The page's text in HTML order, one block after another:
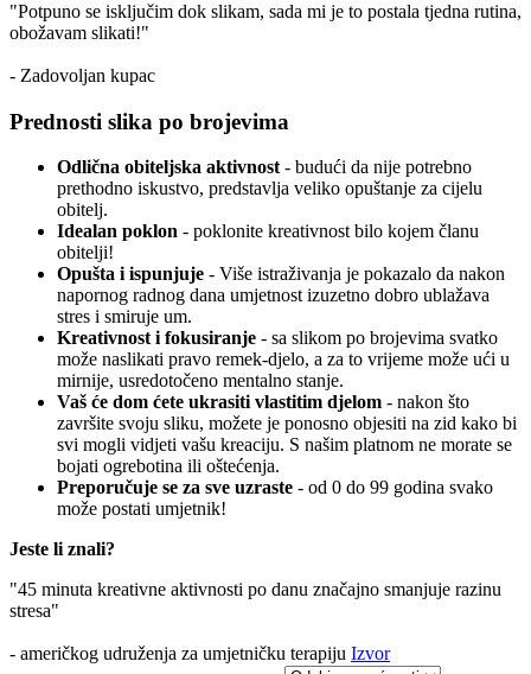
"Potpuno se isključim dok slikam, sada mi je to postala tjedna rutina,
obožavam slikati!"
- Zadovoljan kupac
Prednosti slika po brojevima
Odlična obiteljska aktivnost- budući da nije potrebno
prethodno iskustvo, predstavlja veliko opuštanje za cijelu
obitelj.
Idealan poklon - poklonite kreativnost bilo kojem članu
obitelji!
Opušta i ispunjuje - Više istraživanja je pokazalo da nakon
napornog radnog dana umjetnost izuzetno dobro ublažava
stres i smiruje um.
Kreativnost i fokusiranje - sa slikom po brojevima svatko
može naslikati pravo remek-djelo, a za to vrijeme može ući u
mirnije, usredotočeno mentalno stanje.
Vaš će dom ćete ukrasiti vlastitim djelom - nakon što
završite svoju sliku, možete je ponosno objesiti na zid kako bi
svi mogli vidjeti vašu kreaciju. S našim platnom ne morate se
bojati ogrebotina ili oštećenja.
Preporučuje se za sve uzraste - od 0 do 99 godina svako
može postati umjetnik!
Jeste li znali?
"45 minuta kreativne aktivnosti po danu značajno smanjuje razinu
stresa"
- američkog udruženja za umjetničku terapiju Izvor